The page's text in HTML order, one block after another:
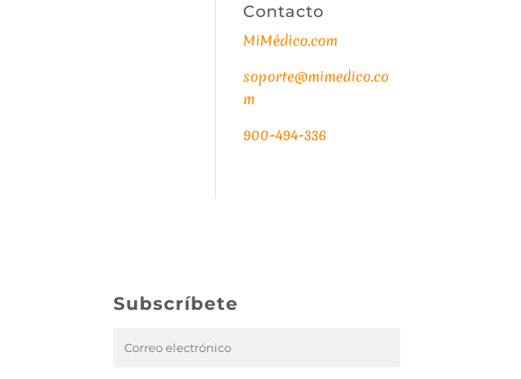
Contacto
MiMédico.com
soporte@mimedico.co
m
900-494-336
Subscríbete